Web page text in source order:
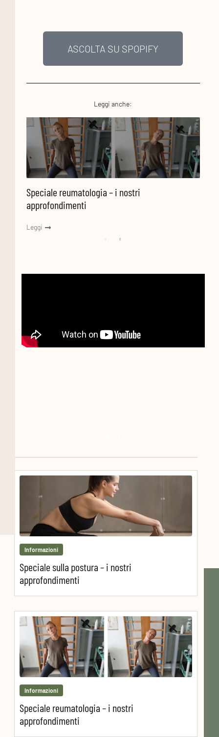
ASCOLTA SU SPOPIFY
Leggi anche:
Informazioni
Speciale sulla postura – i nostri
approfondimenti
Leggi
Informazioni
Speciale sulla postura – i nostri
approfondimenti
Informazioni
Speciale reumatologia – i nostri
approfondimenti